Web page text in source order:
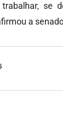
se
a